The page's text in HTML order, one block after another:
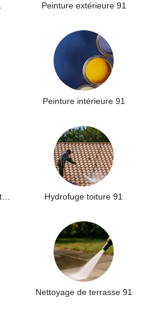
Peinture extérieure 91
Peinture intérieure 91
Hydrofuge toiture 91
Nettoyage de terrasse 91